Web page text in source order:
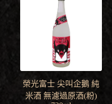
榮光富士 尖叫企鵝 純
米酒 無濾過原酒(粉)